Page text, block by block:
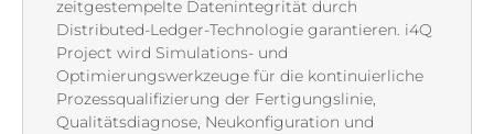
zeitgestempelte Datenintegrität durch
Distributed-Ledger-Technologie garantieren. i4Q
Project wird Simulations- und
Optimierungswerkzeuge für die kontinuierliche
Prozessqualifizierung der Fertigungslinie,
Qualitätsdiagnose, Neukonfiguration und